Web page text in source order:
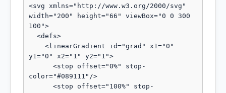
<svg xmlns="http://www.w3.org/2000/svg"
width="200" height="66" viewBox="0 0 300
100">
y1="0" x2="1" y2="1">
color="#089111"/>